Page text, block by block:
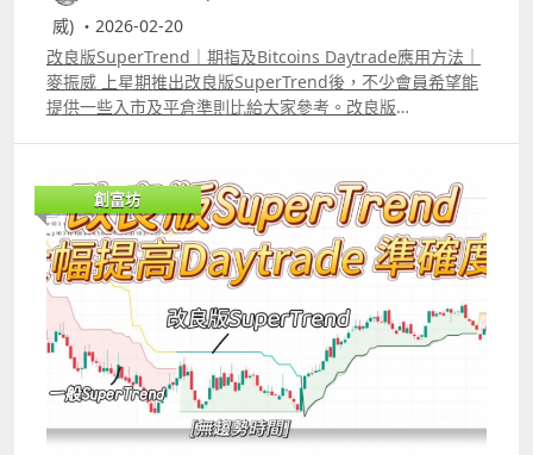
威) ・2026-02-20
改良版SuperTrend｜期指及Bitcoins Daytrade應用方法｜
麥振威 上星期推出改良版SuperTrend後，不少會員希望能
提供一些入市及平倉準則比給大家參考。改良版
介紹的應用方法，上周daytrade 1張期指的回報大約是150
點。 另改良版SuperTrend除了可daytrade期指外，
daytrade 比特幣也同樣適合。 但筆者強調這些應用方法只
是給大家參考，今次推出一個indicator而非像過去一樣推出
完整strategy就是希望大家可以嘗試不同的應用方法，就像
大家bollingerrsquo;s band 、MACD等，每個人的應用方
法也可能會有不同。
創富坊